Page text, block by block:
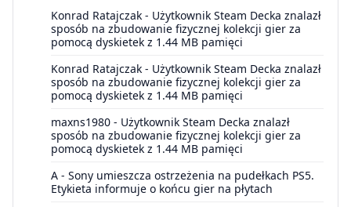
Konrad Ratajczak - Użytkownik Steam Decka znalazł
sposób na zbudowanie fizycznej kolekcji gier za
pomocą dyskietek z 1.44 MB pamięci
Konrad Ratajczak - Użytkownik Steam Decka znalazł
sposób na zbudowanie fizycznej kolekcji gier za
pomocą dyskietek z 1.44 MB pamięci
maxns1980 - Użytkownik Steam Decka znalazł
sposób na zbudowanie fizycznej kolekcji gier za
pomocą dyskietek z 1.44 MB pamięci
A - Sony umieszcza ostrzeżenia na pudełkach PS5.
Etykieta informuje o końcu gier na płytach